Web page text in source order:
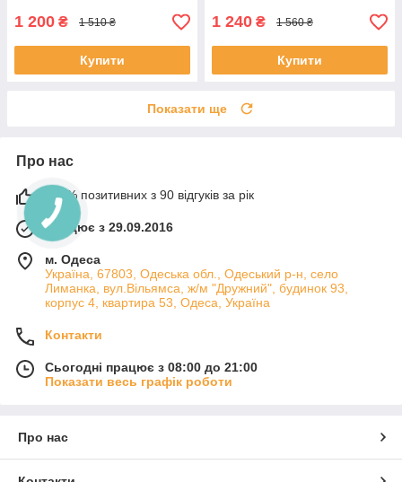
1 200 ₴ 1 510 ₴
Купити
1 240 ₴ 1 560 ₴
Купити
Показати ще
Про нас
100% позитивних з 90 відгуків за рік
Працює з 29.09.2016
м. Одеса
Україна, 67803, Одеська обл., Одеський р-н, село
Лиманка, вул.Вільямса, ж/м "Дружний", будинок 93,
корпус 4, квартира 53, Одеса, Україна
Контакти
Сьогодні працює з 08:00 до 21:00
Показати весь графік роботи
Про нас